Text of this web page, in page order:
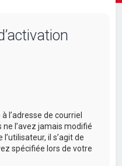
l’adresse de courriel
l’avez jamais modifié
il s’agit de
spécifiée lors de votre